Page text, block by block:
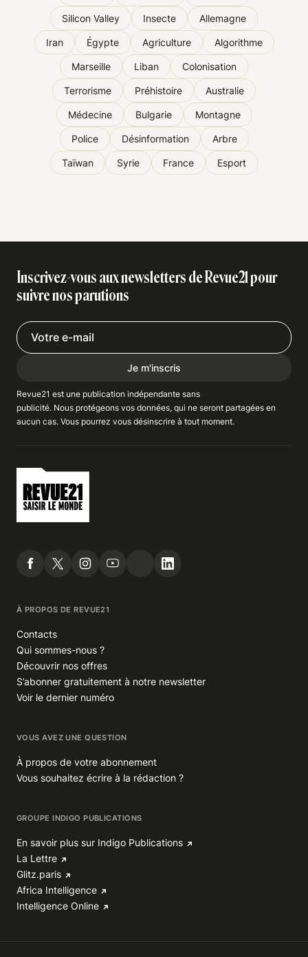
Silicon Valley Insecte Allemagne
Iran Égypte Agriculture Algorithme
Marseille Liban Colonisation
Terrorisme Préhistoire Australie
Médecine Bulgarie Montagne
Police Désinformation Arbre
Taïwan Syrie France Esport
Inscrivez-vous aux newsletters de Revue21 pour
suivre nos parutions
Je m'inscris
Revue21 est une publication indépendante sans
publicité. Nous protégeons vos données, qui ne seront partagées en
aucun cas. Vous pourrez vous désinscrire à tout moment.
À PROPOS DE REVUE21
Contacts
Qui sommes-nous ?
Découvrir nos offres
S’abonner gratuitement à notre newsletter
Voir le dernier numéro
VOUS AVEZ UNE QUESTION
À propos de votre abonnement
Vous souhaitez écrire à la rédaction ?
GROUPE INDIGO PUBLICATIONS
En savoir plus sur Indigo Publications
La Lettre
Glitz.paris
Africa Intelligence
Intelligence Online